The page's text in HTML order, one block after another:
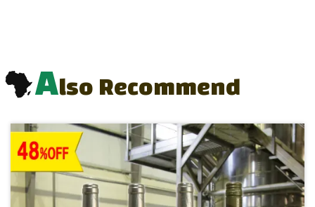
Also Recommend